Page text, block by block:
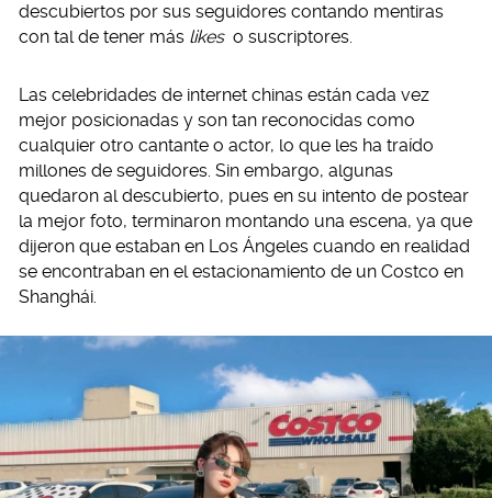
descubiertos por sus seguidores contando mentiras
con tal de tener más likes o suscriptores.
Las celebridades de internet chinas están cada vez
mejor posicionadas y son tan reconocidas como
cualquier otro cantante o actor, lo que les ha traído
millones de seguidores. Sin embargo, algunas
quedaron al descubierto, pues en su intento de postear
la mejor foto, terminaron montando una escena, ya que
dijeron que estaban en Los Ángeles cuando en realidad
se encontraban en el estacionamiento de un Costco en
Shanghái.